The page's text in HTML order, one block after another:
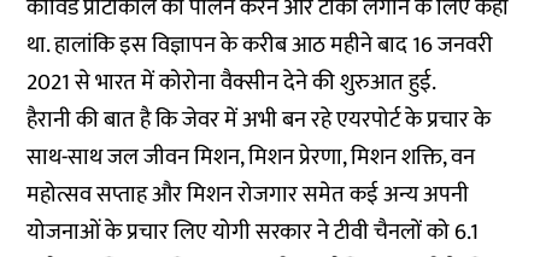
कोविड प्रोटोकॉल का पालन करने और टीका लगाने के लिए कहा
था. हालांकि इस विज्ञापन के करीब आठ महीने बाद 16 जनवरी
2021 से भारत में कोरोना वैक्सीन देने की शुरुआत हुई.
हैरानी की बात है कि जेवर में अभी बन रहे एयरपोर्ट के प्रचार के
साथ-साथ जल जीवन मिशन, मिशन प्रेरणा, मिशन शक्ति, वन
महोत्सव सप्ताह और मिशन रोजगार समेत कई अन्य अपनी
योजनाओं के प्रचार लिए योगी सरकार ने टीवी चैनलों को 6.1